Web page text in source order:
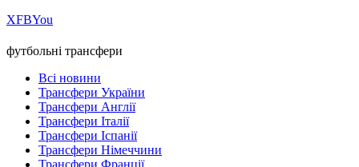
ХFBYou
футбольні трансфери
Всі новини
Трансфери України
Трансфери Англії
Трансфери Італії
Трансфери Іспанії
Трансфери Німеччини